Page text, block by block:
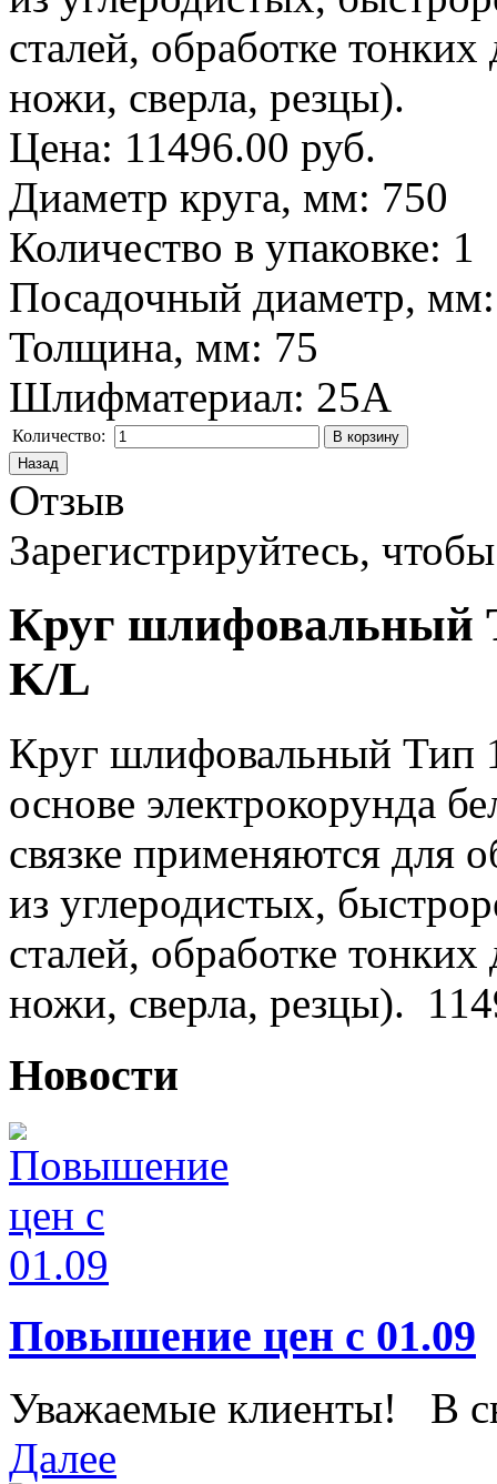
сталей, обработке
ножи, сверла, резцы).
Цена: 11496.00 руб.
Диаметр круга, мм: 750
Количество в упаковке: 1
Посадочный диаметр, мм
Толщина, мм: 75
Шлифматериал: 25A
Количество:
Отзыв
Зарегистрируйтесь,
Круг шлифовальный
K/L
Круг шлифовальный Тип
основе электрокорунда
связке применяются для
из углеродистых,
сталей, обработке
ножи, сверла, резцы).
Новости
Повышение цен с 01.09
Уважаемые клиенты! В
Далее